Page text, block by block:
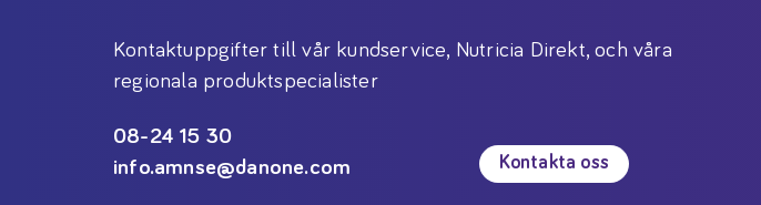
Kontaktuppgifter till vår kundservice, Nutricia Direkt, och våra
regionala produktspecialister
08-24 15 30
info.amnse@danone.com
Kontakta oss